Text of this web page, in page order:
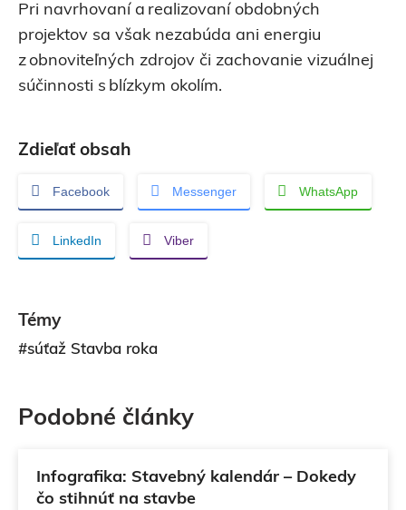
Pri navrhovaní a realizovaní obdobných
projektov sa však nezabúda ani energiu
z obnoviteľných zdrojov či zachovanie vizuálnej
súčinnosti s blízkym okolím.
Zdieľať obsah
Facebook Messenger WhatsApp
LinkedIn Viber
Témy
#súťaž Stavba roka
Podobné články
Ako stavať
Infografika: Stavebný kalendár – Dokedy
čo stihnúť na stavbe